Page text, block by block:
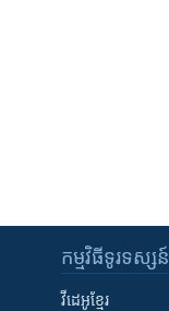
កម្មវិធី​ទូរទស្សន៍
វីដេអូ​ខ្មែរ